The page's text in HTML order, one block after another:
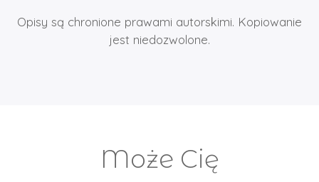
Opisy są chronione prawami autorskimi. Kopiowanie
jest niedozwolone.
Może Cię